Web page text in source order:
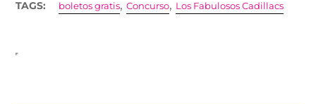
TAGS: boletos gratis,Concurso, Los Fabulosos Cadillacs